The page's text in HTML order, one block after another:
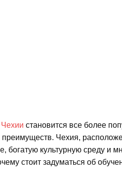
становится все более
преимуществ. Чехия,
богатую культурную среду и
стоит задуматься об